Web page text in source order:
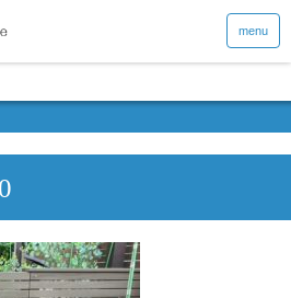
menu